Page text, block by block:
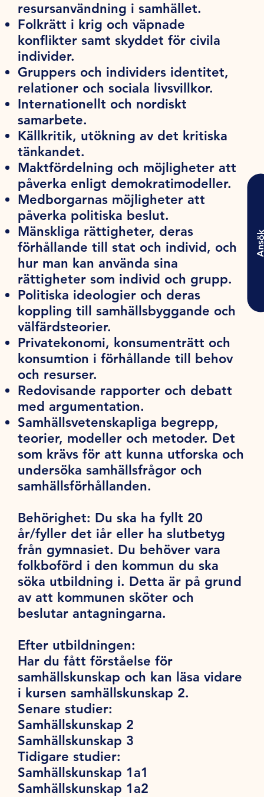
resursanvändning i samhället.
Folkrätt i krig och väpnade
konflikter samt skyddet för civila
individer.
Gruppers och individers identitet,
relationer och sociala livsvillkor.
Internationellt och nordiskt
samarbete.
Källkritik, utökning av det kritiska
tänkandet.
Maktfördelning och möjligheter att
påverka enligt demokratimodeller.
Medborgarnas möjligheter att
påverka politiska beslut.
Mänskliga rättigheter, deras
förhållande till stat och individ, och
hur man kan använda sina
rättigheter som individ och grupp.
Politiska ideologier och deras
koppling till samhällsbyggande och
välfärdsteorier.
Privatekonomi, konsumenträtt och
konsumtion i förhållande till behov
och resurser.
Redovisande rapporter och debatt
med argumentation.
Samhällsvetenskapliga begrepp,
teorier, modeller och metoder. Det
som krävs för att kunna utforska och
undersöka samhällsfrågor och
samhällsförhållanden.
Behörighet: Du ska ha fyllt 20
år/fyller det iår eller ha slutbetyg
från gymnasiet. Du behöver vara
folkboförd i den kommun du ska
söka utbildning i. Detta är på grund
av att kommunen sköter och
beslutar antagningarna.
Efter utbildningen:
Har du fått förståelse för
samhällskunskap och kan läsa vidare
i kursen samhällskunskap 2.
Senare studier:
Samhällskunskap 2
Samhällskunskap 3
Tidigare studier:
Samhällskunskap 1a1
Samhällskunskap 1a2